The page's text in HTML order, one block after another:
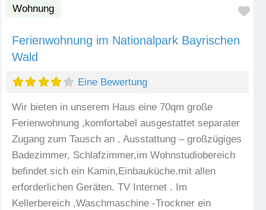
Wohnung
Ferienwohnung im Nationalpark Bayrischen
Wald
Eine Bewertung
Wir bieten in unserem Haus eine 70qm große
Ferienwohnung ,komfortabel ausgestattet separater
Zugang zum Tausch an . Ausstattung – großzügiges
Badezimmer, Schlafzimmer,im Wohnstudiobereich
befindet sich ein Kamin,Einbauküche.mit allen
erforderlichen Geräten. TV Internet . Im
Kellerbereich ,Waschmaschine -Trockner ein